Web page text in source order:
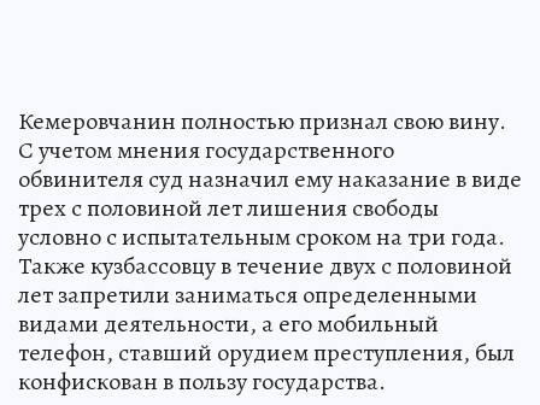
Кемеровчанин полностью признал свою вину.
С учетом мнения государственного
обвинителя суд назначил ему наказание в виде
трех с половиной лет лишения свободы
условно с испытательным сроком на три года.
Также кузбассовцу в течение двух с половиной
лет запретили заниматься определенными
видами деятельности, а его мобильный
телефон, ставший орудием преступления, был
конфискован в пользу государства.